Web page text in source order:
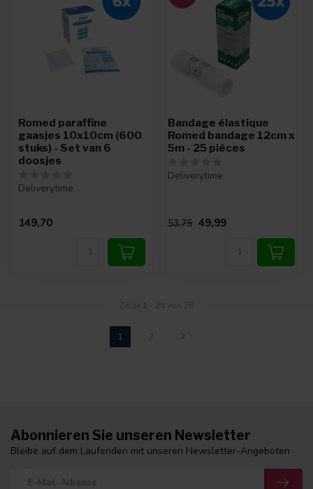
Romed paraffine
gaasjes 10x10cm (600
stuks) - Set van 6
doosjes
Deliverytime
149,70
Bandage élastique
Romed bandage 12cm x
5m - 25 pièces
Deliverytime
53,75 49,99
Zeige 1 20 von 26
1 2
Abonnieren Sie unseren Newsletter
Bleibe auf dem Laufenden mit unseren Newsletter-Angeboten